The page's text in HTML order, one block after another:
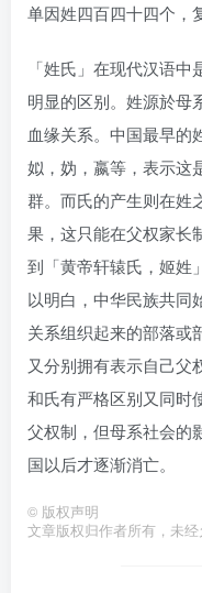
单因姓四百四十四个，
「姓氏」在现代汉语
明显的区别。姓源於母
血缘关系。中国最早的
姒，妫，嬴等，表示这
群。而氏的产生则在姓
果，这只能在父权家长
到「黄帝轩辕氏，姬姓
以明白，中华民族共同
关系组织起来的部落或
又分别拥有表示自己父
和氏有严格区别又同时
父权制，但母系社会的
国以后才逐渐消亡。
© 版权声明
文章版权归作者所有，未经